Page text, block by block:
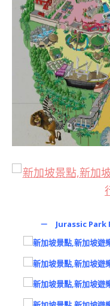
－ Jurassic Park